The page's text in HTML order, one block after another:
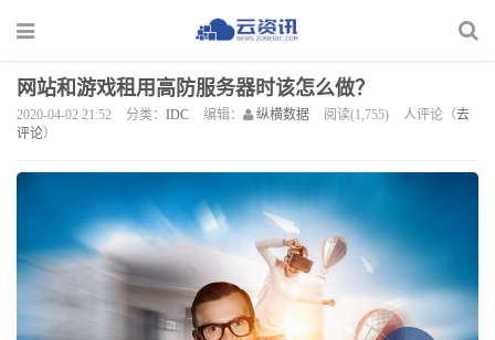
网站和游戏租用高防服务器时该怎么做？
2020-04-02 21:52 分类： IDC 编辑： 纵横数据 阅读(1,755) 人评论（去
评论）